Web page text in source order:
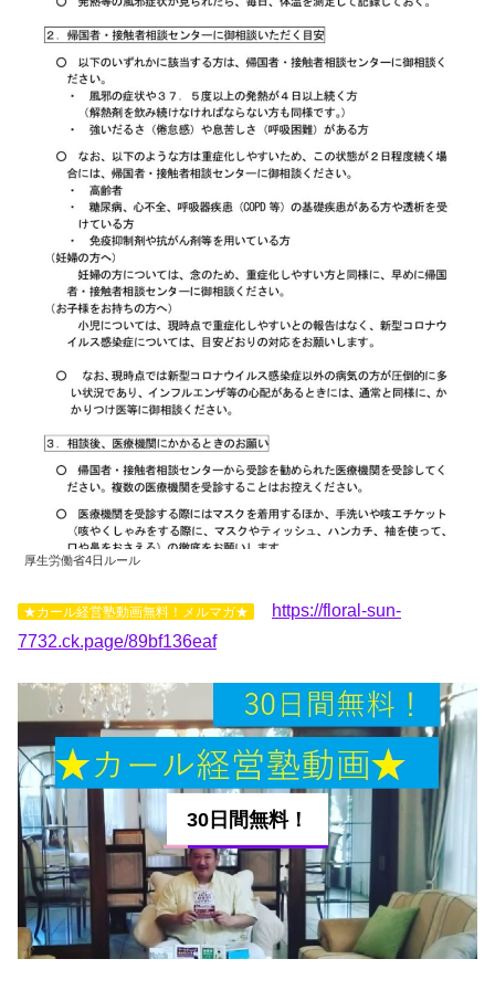
厚生労働省4日ルール
★カール経営塾動画無料！メルマガ★
https://floral-sun-
7732.ck.page/89bf136eaf
30日間無料！